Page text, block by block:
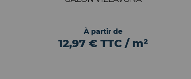
À partir de
12,97 € TTC / m²